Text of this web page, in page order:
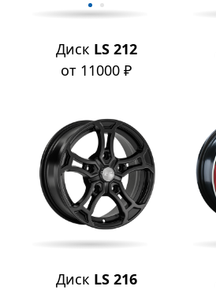
Диск LS 212
от 11000 ₽
Диск LS 216